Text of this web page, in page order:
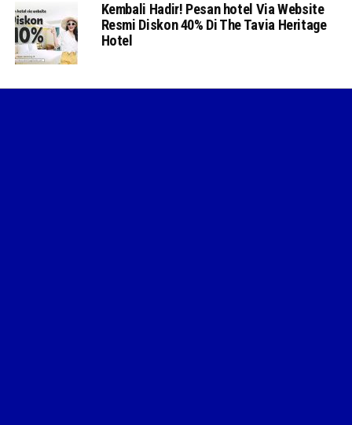
Kembali Hadir! Pesan hotel Via Website
Resmi Diskon 40% Di The Tavia Heritage
Hotel